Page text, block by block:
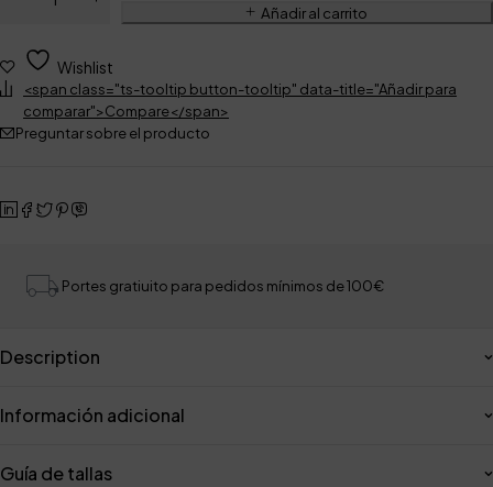
Añadir al carrito
Wishlist
<span class="ts-tooltip button-tooltip" data-title="Añadir para
comparar">Compare</span>
Preguntar sobre el producto
Portes gratiuito para pedidos mínimos de 100€
Description
Información adicional
Guía de tallas